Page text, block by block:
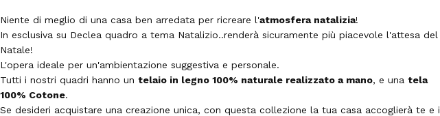
Niente di meglio di una casa ben arredata per ricreare l'atmosfera natalizia!
In esclusiva su Declea quadro a tema Natalizio..renderà sicuramente più piacevole l'attesa del
Natale!
L'opera ideale per un'ambientazione suggestiva e personale.
Tutti i nostri quadri hanno un telaio in legno 100% naturale realizzato a mano, e una tela
100% Cotone.
Se desideri acquistare una creazione unica, con questa collezione la tua casa accoglierà te e i